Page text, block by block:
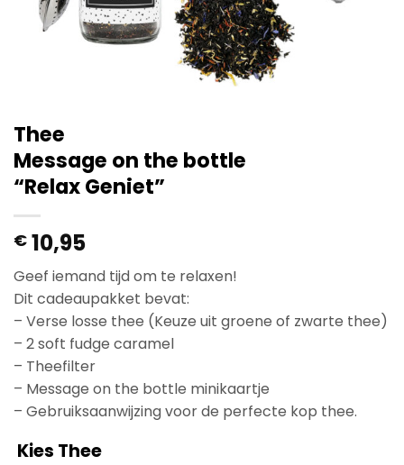
Thee
Message on the bottle
“Relax Geniet”
€ 10,95
Geef iemand tijd om te relaxen!
Dit cadeaupakket bevat:
– Verse losse thee (Keuze uit groene of zwarte thee)
– 2 soft fudge caramel
– Theefilter
– Message on the bottle minikaartje
– Gebruiksaanwijzing voor de perfecte kop thee.
Kies Thee